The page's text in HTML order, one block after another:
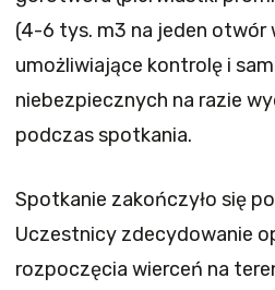
(4-6 tys. m3 na jeden otwór
umożliwiające kontrolę i
niebezpiecznych na razie
podczas spotkania.
Spotkanie zakończyło się
Uczestnicy zdecydowanie
rozpoczęcia wierceń na